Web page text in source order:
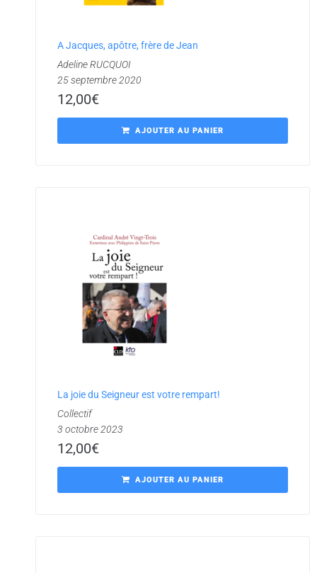
A Jacques, apôtre, frère de Jean
Adeline RUCQUOI
25 septembre 2020
12,00€
AJOUTER AU PANIER
La joie du Seigneur est votre rempart!
Collectif
3 octobre 2023
12,00€
AJOUTER AU PANIER